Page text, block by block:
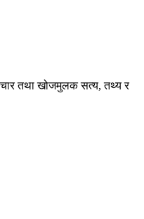
तथा खोजमुलक सत्य, तथ्य र